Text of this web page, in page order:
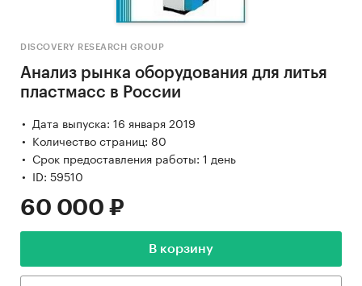
DISCOVERY RESEARCH GROUP
Анализ рынка оборудования для литья
пластмасс в России
Дата выпуска: 16 января 2019
Количество страниц: 80
Срок предоставления работы: 1 день
ID: 59510
60 000 ₽
В корзину